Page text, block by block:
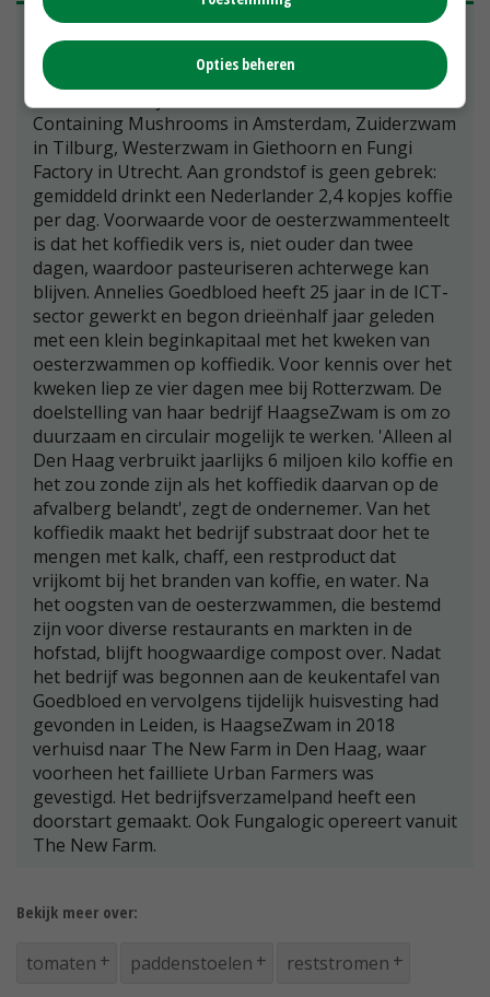
In Nederland schieten kleine, lokale
ondernemingen die oesterzwammen op koffiedik
kweken als paddenstoelen uit de grond.
Containing Mushrooms in Amsterdam, Zuiderzwam
in Tilburg, Westerzwam in Giethoorn en Fungi
Factory in Utrecht. Aan grondstof is geen gebrek:
gemiddeld drinkt een Nederlander 2,4 kopjes koffie
per dag. Voorwaarde voor de oesterzwammenteelt
is dat het koffiedik vers is, niet ouder dan twee
dagen, waardoor pasteuriseren achterwege kan
blijven. Annelies Goedbloed heeft 25 jaar in de ICT-
sector gewerkt en begon drieënhalf jaar geleden
met een klein beginkapitaal met het kweken van
oesterzwammen op koffiedik. Voor kennis over het
kweken liep ze vier dagen mee bij Rotterzwam. De
doelstelling van haar bedrijf HaagseZwam is om zo
duurzaam en circulair mogelijk te werken. 'Alleen al
Den Haag verbruikt jaarlijks 6 miljoen kilo koffie en
het zou zonde zijn als het koffiedik daarvan op de
afvalberg belandt', zegt de ondernemer. Van het
koffiedik maakt het bedrijf substraat door het te
mengen met kalk, chaff, een restproduct dat
vrijkomt bij het branden van koffie, en water. Na
het oogsten van de oesterzwammen, die bestemd
zijn voor diverse restaurants en markten in de
hofstad, blijft hoogwaardige compost over. Nadat
het bedrijf was begonnen aan de keukentafel van
Goedbloed en vervolgens tijdelijk huisvesting had
gevonden in Leiden, is HaagseZwam in 2018
verhuisd naar The New Farm in Den Haag, waar
voorheen het failliete Urban Farmers was
gevestigd. Het bedrijfsverzamelpand heeft een
doorstart gemaakt. Ook Fungalogic opereert vanuit
The New Farm.
Bekijk meer over:
tomaten paddenstoelen reststromen
Opties beheren